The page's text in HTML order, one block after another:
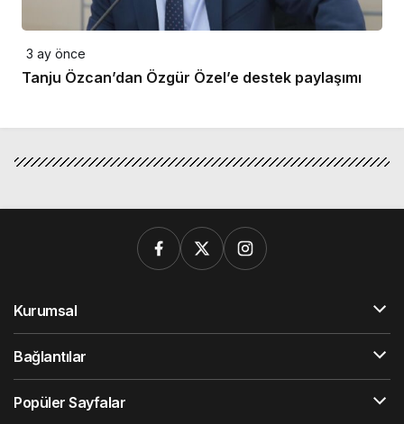
3 ay önce
Tanju Özcan’dan Özgür Özel’e destek paylaşımı
Kurumsal
Bağlantılar
Popüler Sayfalar